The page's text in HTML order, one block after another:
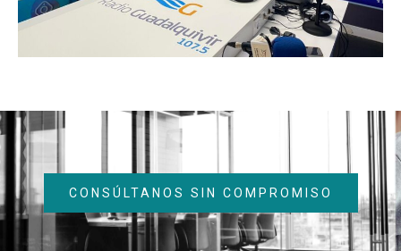
CONSÚLTANOS SIN COMPROMISO